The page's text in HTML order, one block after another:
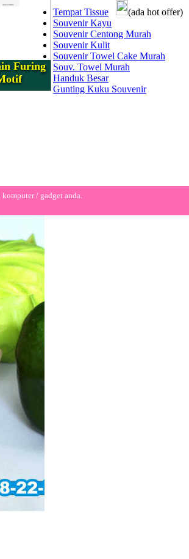
Furing
Tempat Tissue
(ada hot offer)
Souvenir Kayu
Souvenir Centong Murah
Souvenir Kulit
Souvenir Towel Cake Murah
Souv. Towel Murah
Handuk Besar
Gunting Kuku Souvenir
/ gadget anda.